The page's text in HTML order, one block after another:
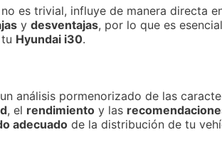
es trivial, influye de manera directa
y desventajas, por lo que es
Hyundai i30.
análisis pormenorizado de las
, el rendimiento y las
adecuado de la distribución de tu